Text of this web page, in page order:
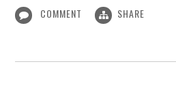
COMMENT SHARE